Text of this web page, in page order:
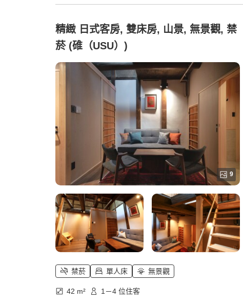
精緻 日式客房, 雙床房, 山景, 無景觀, 禁
菸 (碓（USU）)
9
禁菸 單人床 無景觀
42 m² 1－4 位住客